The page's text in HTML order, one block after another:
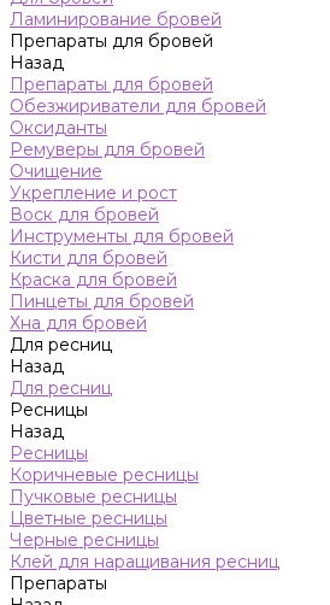
Ламинирование бровей
Препараты для бровей
Назад
Препараты для бровей
Обезжириватели для бровей
Оксиданты
Ремуверы для бровей
Очищение
Укрепление и рост
Воск для бровей
Инструменты для бровей
Кисти для бровей
Краска для бровей
Пинцеты для бровей
Хна для бровей
Для ресниц
Назад
Для ресниц
Ресницы
Назад
Ресницы
Коричневые ресницы
Пучковые ресницы
Цветные ресницы
Черные ресницы
Клей для наращивания ресниц
Препараты